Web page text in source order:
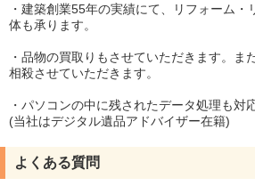
・建築創業55年の実績にて、リフォーム
体も承ります。
・品物の買取りもさせていただきます。ま
相殺させていただきます。
・パソコンの中に残されたデータ処理も対
(当社はデジタル遺品アドバイザー在籍)
よくある質問